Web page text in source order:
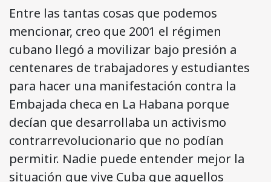
Entre las tantas cosas que podemos
mencionar, creo que 2001 el régimen
cubano llegó a movilizar bajo presión a
centenares de trabajadores y estudiantes
para hacer una manifestación contra la
Embajada checa en La Habana porque
decían que desarrollaba un activismo
contrarrevolucionario que no podían
permitir. Nadie puede entender mejor la
situación que vive Cuba que aquellos